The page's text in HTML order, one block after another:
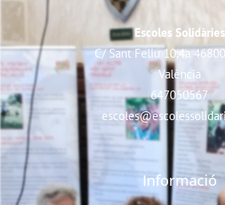
Escoles Solidàries
C/ Sant Feliu 10,4a
València
647050567
Informació